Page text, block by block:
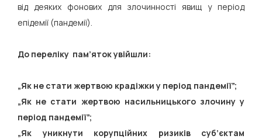
від деяких фонових для злочинності явищ у період
епідемії (пандемії).
До переліку пам’яток увійшли:
„Як не стати жертвою крадіжки у період пандемії”;
„Як не стати жертвою насильницького злочину у
період пандемії”;
„Як уникнути корупційних ризиків суб’єктам